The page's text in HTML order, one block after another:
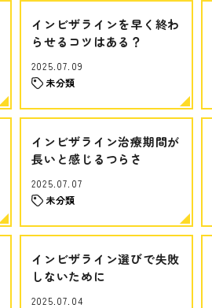
インビザラインを早く終わ
らせるコツはある？
2025.07.09
未分類
インビザライン治療期間が
長いと感じるつらさ
2025.07.07
未分類
インビザライン選びで失敗
しないために
2025.07.04